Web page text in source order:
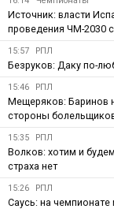
Источник: власти
проведения ЧМ-2030
15:57 РПЛ
Безруков: Даку по-
15:46 РПЛ
Мещеряков: Баринов
стороны
15:35 РПЛ
Волков: хотим и
страха нет
15:26 РПЛ
Саусь: на